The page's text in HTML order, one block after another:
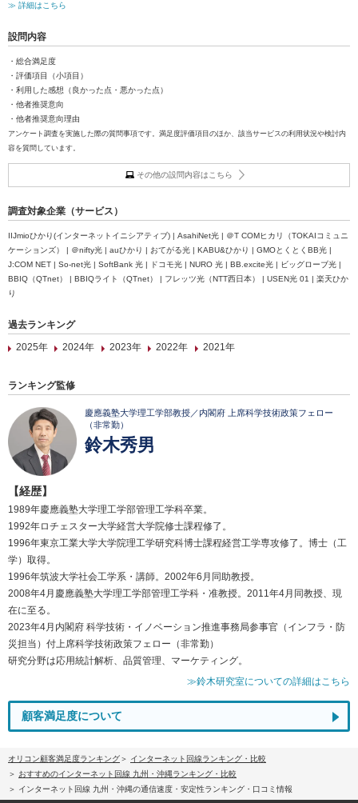
≫ 詳細はこちら
設問内容
・総合満足度
・評価項目（小項目）
・利用した感想（良かった点・悪かった点）
・他者推奨意向
・他者推奨意向理由
アンケート調査を実施した際の質問事項です。満足度評価項目のほか、該当サービスの利用状況や検討内
容を質問しています。
その他の設問内容はこちら
調査対象企業（サービス）
IIJmioひかり(インターネットイニシアティブ) | AsahiNet光 | ＠T COMヒカリ（TOKAIコミュニ
ケーションズ） | ＠nifty光 | auひかり | おてがる光 | KABU&ひかり | GMOとくとくBB光 |
J:COM NET | So-net光 | SoftBank 光 | ドコモ光 | NURO 光 | BB.excite光 | ビッグローブ光 |
BBIQ（QTnet） | BBIQライト（QTnet） | フレッツ光（NTT西日本） | USEN光 01 | 楽天ひか
り
過去ランキング
2025年
2024年 2023年 2022年 2021年
ランキング監修
慶應義塾大学理工学部教授／内閣府 上席科学技術政策フェロー
（非常勤）
鈴木秀男
【経歴】
1989年慶應義塾大学理工学部管理工学科卒業。
1992年ロチェスター大学経営大学院修士課程修了。
1996年東京工業大学大学院理工学研究科博士課程経営工学専攻修了。博士（工
学）取得。
1996年筑波大学社会工学系・講師。2002年6月同助教授。
2008年4月慶應義塾大学理工学部管理工学科・准教授。2011年4月同教授、現
在に至る。
2023年4月内閣府 科学技術・イノベーション推進事務局参事官（インフラ・防
災担当）付上席科学技術政策フェロー（非常勤）
研究分野は応用統計解析、品質管理、マーケティング。
≫鈴木研究室についての詳細はこちら
顧客満足度について
オリコン顧客満足度ランキング
インターネット回線ランキング・比較
おすすめのインターネット回線 九州・沖縄ランキング・比較
インターネット回線 九州・沖縄の通信速度・安定性ランキング・口コミ情報